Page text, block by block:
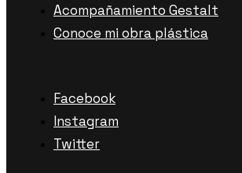
Acompañamiento Gestalt
Conoce mi obra plástica
Facebook
Instagram
Twitter